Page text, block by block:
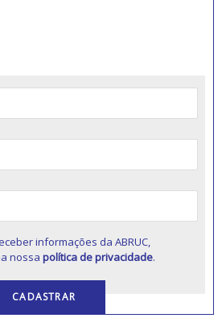
informações da ABRUC,
nossapolítica de privacidade.